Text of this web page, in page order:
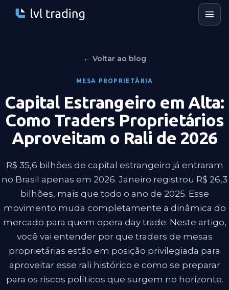
← Voltar ao blog
MESA PROPRIETÁRIA
Capital Estrangeiro em Alta:
Como Traders Proprietários
Aproveitam o Rali de 2026
R$ 35,6 bilhões de capital estrangeiro já entraram
no Brasil apenas em 2026. Janeiro registrou R$ 26,3
bilhões, mais que todo o ano de 2025. Esse
movimento muda completamente a dinâmica do
mercado para quem opera day trade. Neste artigo,
você vai entender por que traders de mesas
proprietárias estão em posição privilegiada para
aproveitar esse rali histórico e como se preparar
para os riscos políticos que surgem no horizonte.